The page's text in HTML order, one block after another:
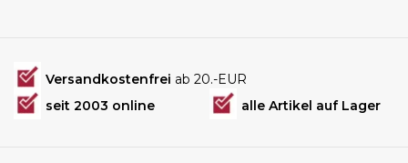
Versandkostenfrei ab 20.-EUR
seit 2003 online
alle Artikel auf Lager